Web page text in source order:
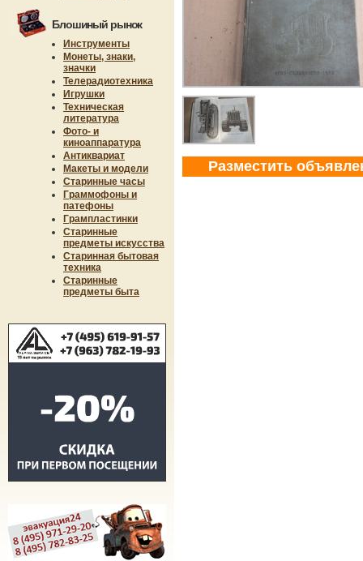
Блошиный рынок
Инструменты
Монеты, знаки,
значки
Телерадиотехника
Игрушки
Техническая
литература
Фото- и
киноаппаратура
Антиквариат
Макеты и модели
Старинные часы
Граммофоны и
патефоны
Грампластинки
Старинные
предметы искусства
Старинная бытовая
техника
Старинные
предметы быта
Разместить